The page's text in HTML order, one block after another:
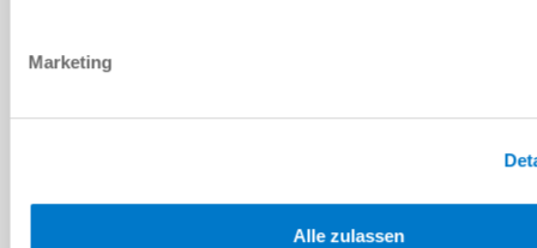
Marketing
Alle zulassen